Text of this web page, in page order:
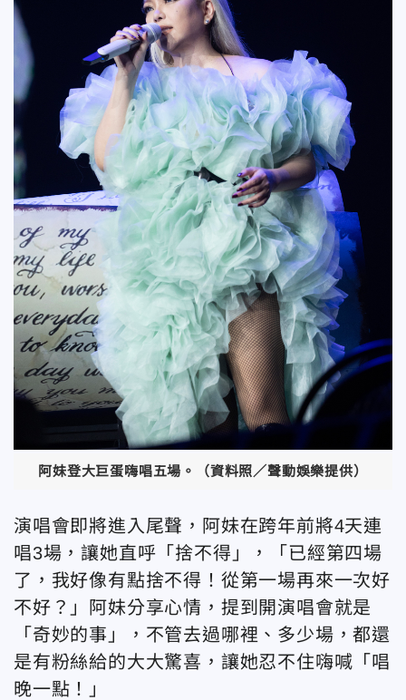
阿妹登大巨蛋嗨唱五場。（資料照／聲動娛樂提供）
演唱會即將進入尾聲，阿妹在跨年前將4天連
唱3場，讓她直呼「捨不得」，「已經第四場
了，我好像有點捨不得！從第一場再來一次好
不好？」阿妹分享心情，提到開演唱會就是
「奇妙的事」，不管去過哪裡、多少場，都還
是有粉絲給的大大驚喜，讓她忍不住嗨喊「唱
晚一點！」